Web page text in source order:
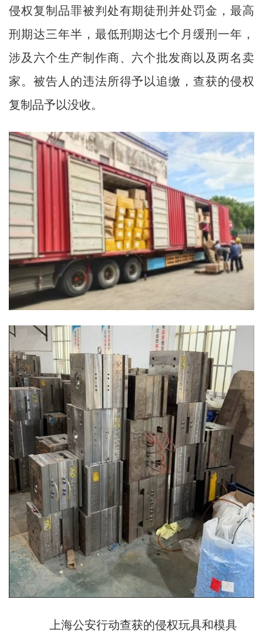
侵权复制品罪被判处有期徒刑并处罚金，最高
刑期达三年半，最低刑期达七个月缓刑一年，
涉及六个生产制作商、六个批发商以及两名卖
家。被告人的违法所得予以追缴，查获的侵权
复制品予以没收。
上海公安行动查获的侵权玩具和模具